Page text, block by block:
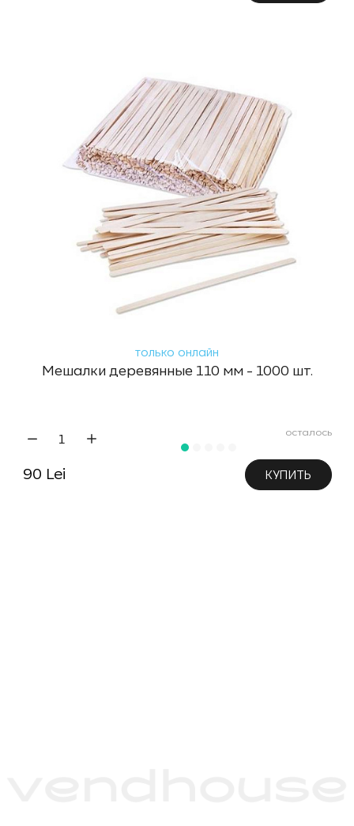
только онлайн
Мешалки деревянные 110 мм - 1000 шт.
осталось
90 Lei КУПИТЬ